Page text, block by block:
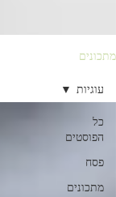
מתכונים
כל
הפוסטים
פסח
מתכונים
עוגיות